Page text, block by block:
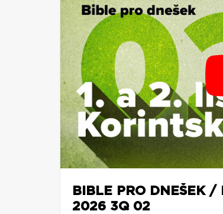
BIBLE PRO DNEŠEK
2026 3Q 02